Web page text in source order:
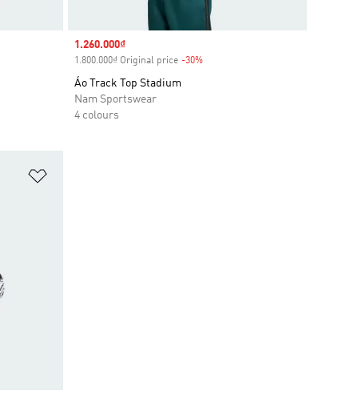
Sale price
1.260.000₫
1.800.000₫ Original price -30%Discount
Áo Track Top Stadium
Nam Sportswear
4 colours